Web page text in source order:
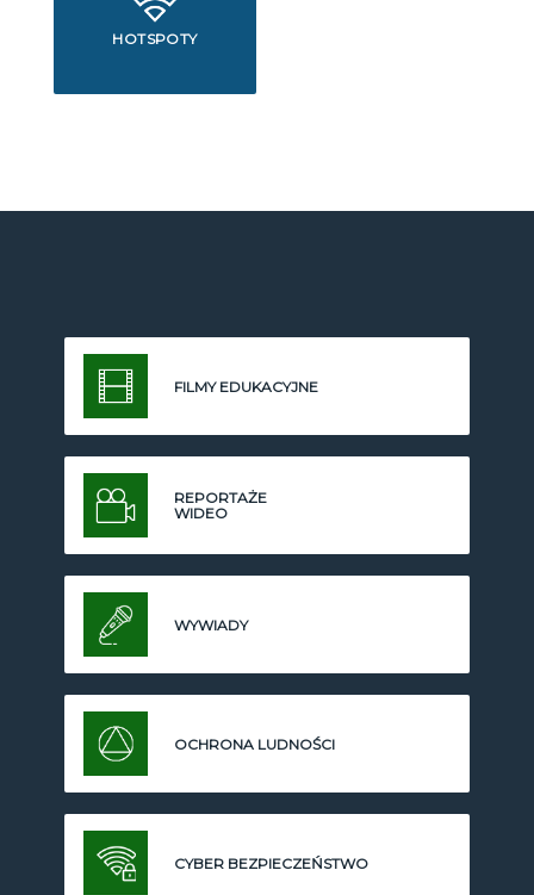
HOTSPOTY
FILMY EDUKACYJNE
REPORTAŻE
WIDEO
WYWIADY
OCHRONA LUDNOŚCI
CYBER BEZPIECZEŃSTWO